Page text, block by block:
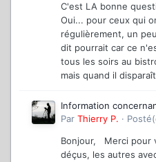
C'est LA bonne
Oui... pour ceux qui
régulièrement, un
dit pourrait car ce
tous les soirs au
mais quand il
Information
Par Thierry P. ·
Bonjour, Merci pour
déçus, les autres